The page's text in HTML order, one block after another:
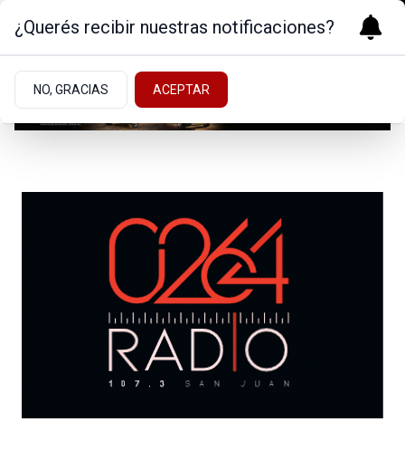
¿Querés recibir nuestras notificaciones?
NO, GRACIAS ACEPTAR